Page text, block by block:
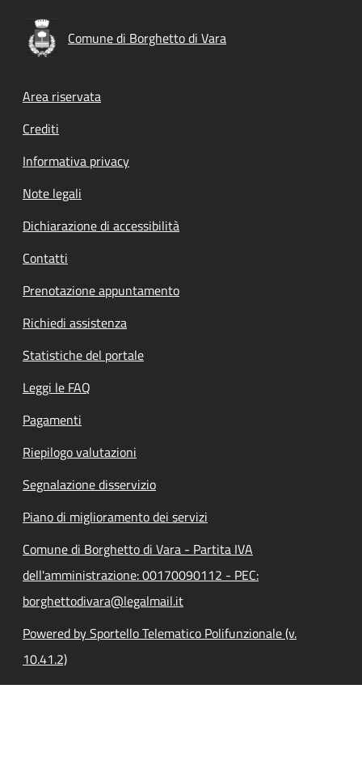
Comune di Borghetto di Vara
Footer menu
Area riservata
Crediti
Informativa privacy
Note legali
Dichiarazione di accessibilità
Contatti
Prenotazione appuntamento
Richiedi assistenza
Statistiche del portale
Leggi le FAQ
Pagamenti
Riepilogo valutazioni
Segnalazione disservizio
Piano di miglioramento dei servizi
Comune di Borghetto di Vara - Partita IVA
dell'amministrazione: 00170090112 - PEC:
borghettodivara@legalmail.it
Powered by Sportello Telematico Polifunzionale (v.
10.41.2)